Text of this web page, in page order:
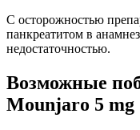
С осторожностью
панкреатитом в
недостаточностью.
Возможные
Mounjaro 5 mg